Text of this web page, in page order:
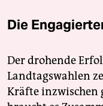
Die
Der drohende
Landtagswahlen
Kräfte inzwischen